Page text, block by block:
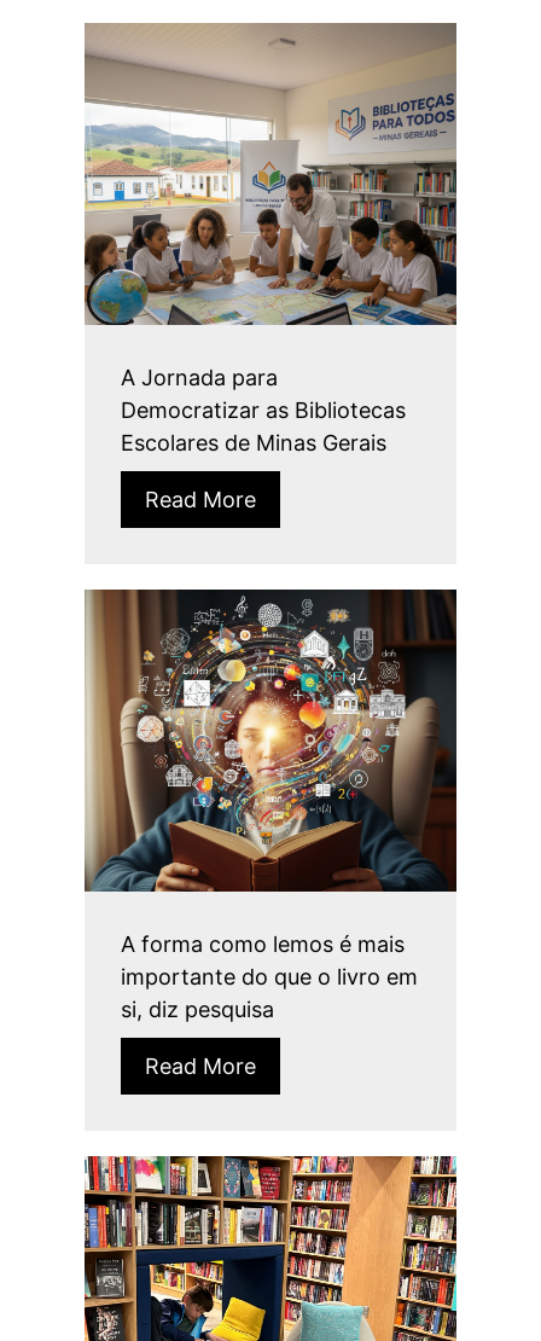
A Jornada para
Democratizar as Bibliotecas
Escolares de Minas Gerais
Read More
A forma como lemos é mais
importante do que o livro em
si, diz pesquisa
Read More